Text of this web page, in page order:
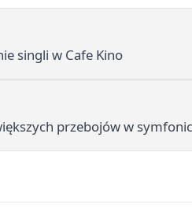
singli w Cafe Kino
przebojów w